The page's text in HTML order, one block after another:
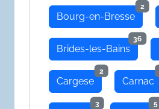
Bourg-en-Bresse
2
Brides-les-Bains
36
Cargese
2
Carnac
3 5